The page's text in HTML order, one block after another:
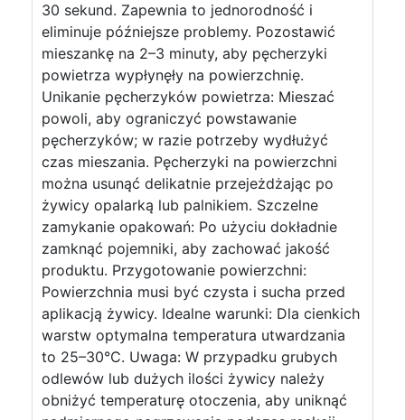
30 sekund. Zapewnia to jednorodność i
eliminuje późniejsze problemy. Pozostawić
mieszankę na 2–3 minuty, aby pęcherzyki
powietrza wypłynęły na powierzchnię.
Unikanie pęcherzyków powietrza: Mieszać
powoli, aby ograniczyć powstawanie
pęcherzyków; w razie potrzeby wydłużyć
czas mieszania. Pęcherzyki na powierzchni
można usunąć delikatnie przejeżdżając po
żywicy opalarką lub palnikiem. Szczelne
zamykanie opakowań: Po użyciu dokładnie
zamknąć pojemniki, aby zachować jakość
produktu. Przygotowanie powierzchni:
Powierzchnia musi być czysta i sucha przed
aplikacją żywicy. Idealne warunki: Dla cienkich
warstw optymalna temperatura utwardzania
to 25–30°C. Uwaga: W przypadku grubych
odlewów lub dużych ilości żywicy należy
obniżyć temperaturę otoczenia, aby uniknąć